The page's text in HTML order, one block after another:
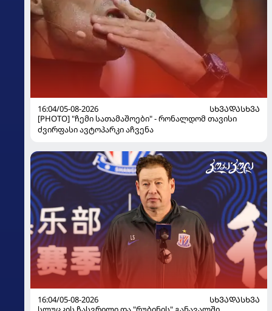
16:04/05-08-2026
ᲡᲮᲕᲐᲓᲐᲡᲮᲕᲐ
[PHOTO] "ჩემი სათამაშოები" - რონალდომ თავისი
ძვირფასი ავტოპარკი აჩვენა
16:04/05-08-2026
ᲡᲮᲕᲐᲓᲐᲡᲮᲕᲐ